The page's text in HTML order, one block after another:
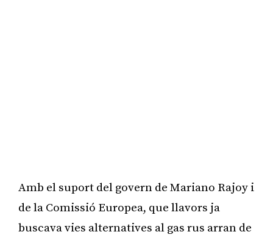
Amb el suport del govern de Mariano Rajoy i
de la Comissió Europea, que llavors ja
buscava vies alternatives al gas rus arran de